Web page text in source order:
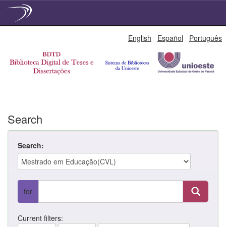
English Español Português
Search
Search:
for
Current filters: